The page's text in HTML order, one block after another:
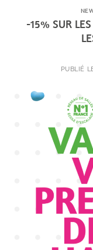
-15% SUR
PUBLIÉ